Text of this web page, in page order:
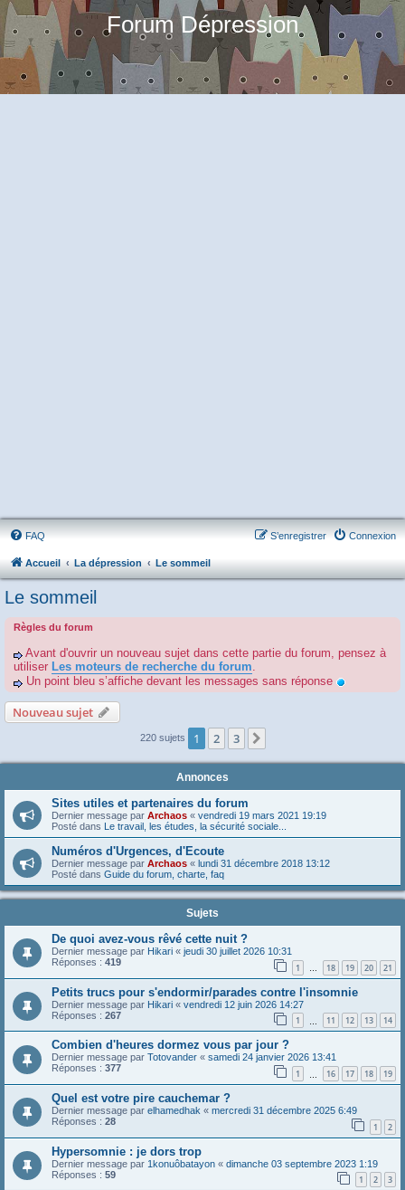
Forum Dépression
FAQ Connexion
S’enregistrer
Accueil La dépression Le sommeil
Le sommeil
Règles du forum
Avant d'ouvrir un nouveau sujet dans cette partie du forum, pensez à
utiliser Les moteurs de recherche du forum.
Un point bleu s’affiche devant les messages sans réponse
Nouveau sujet
220 sujets 1 2 3
Annonces
Sites utiles et partenaires du forum
Dernier message par Archaos « vendredi 19 mars 2021 19:19
Posté dans Le travail, les études, la sécurité sociale...
Numéros d'Urgences, d'Ecoute
Dernier message par Archaos « lundi 31 décembre 2018 13:12
Posté dans Guide du forum, charte, faq
Sujets
De quoi avez-vous rêvé cette nuit ?
Dernier message par Hikari « jeudi 30 juillet 2026 10:31
Réponses : 419 1 … 18 19 20 21
Petits trucs pour s'endormir/parades contre l'insomnie
Dernier message par Hikari « vendredi 12 juin 2026 14:27
Réponses : 267 1 11 12 13 14
Combien d'heures dormez vous par jour ?
Dernier message par Totovander « samedi 24 janvier 2026 13:41
Réponses : 377 1 16 17 18 19
Quel est votre pire cauchemar ?
Dernier message par elhamedhak « mercredi 31 décembre 2025 6:49
Réponses : 28 1 2
Hypersomnie : je dors trop
Dernier message par 1konuôbatayon « dimanche 03 septembre 2023 1:19
Réponses : 59 1 2 3